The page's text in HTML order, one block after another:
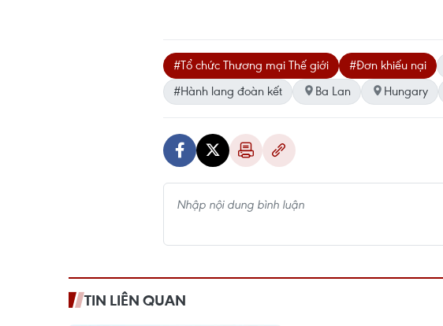
#Tổ chức Thương mại Thế giới #Đơn khiếu nại
#Hành lang đoàn kết
Ba Lan Hungary
TIN LIÊN QUAN